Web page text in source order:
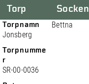
Torp
Torpnamn
Jonsberg
Torpnumme
r
SR-00-0036
Socken
Bettna